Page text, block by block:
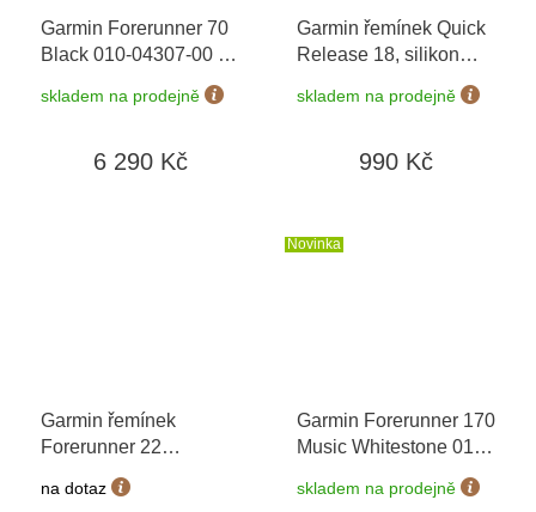
Garmin Forerunner 70
Black 010-04307-00 +
možnost výměny do 90
dní
skladem na prodejně
6 290 Kč
Garmin řemínek Quick
Release 18, silikon
Sage grey 010-13256-
01
skladem na prodejně
990 Kč
Garmin řemínek
Forerunner 22
Whitestone/Amp
Yellow 010-11251-AN
na dotaz
Novinka
Garmin Forerunner 170
Music Whitestone 010-
+ možnost
výměny do 90 dní
skladem na prodejně